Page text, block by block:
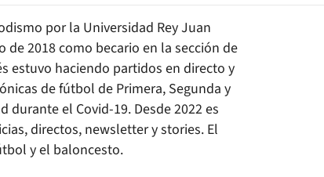
por la Universidad Rey Juan
de 2018 como becario en la sección de
estuvo haciendo partidos en directo y
de fútbol de Primera, Segunda y
durante el Covid-19. Desde 2022 es
directos, newsletter y stories. El
y el baloncesto.